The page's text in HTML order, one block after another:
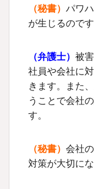
（秘書） パワ
が生じるのです
（弁護士） 被
社員や会社に
きます。また
うことで会社
す。
（秘書） 会社
対策が大切にな